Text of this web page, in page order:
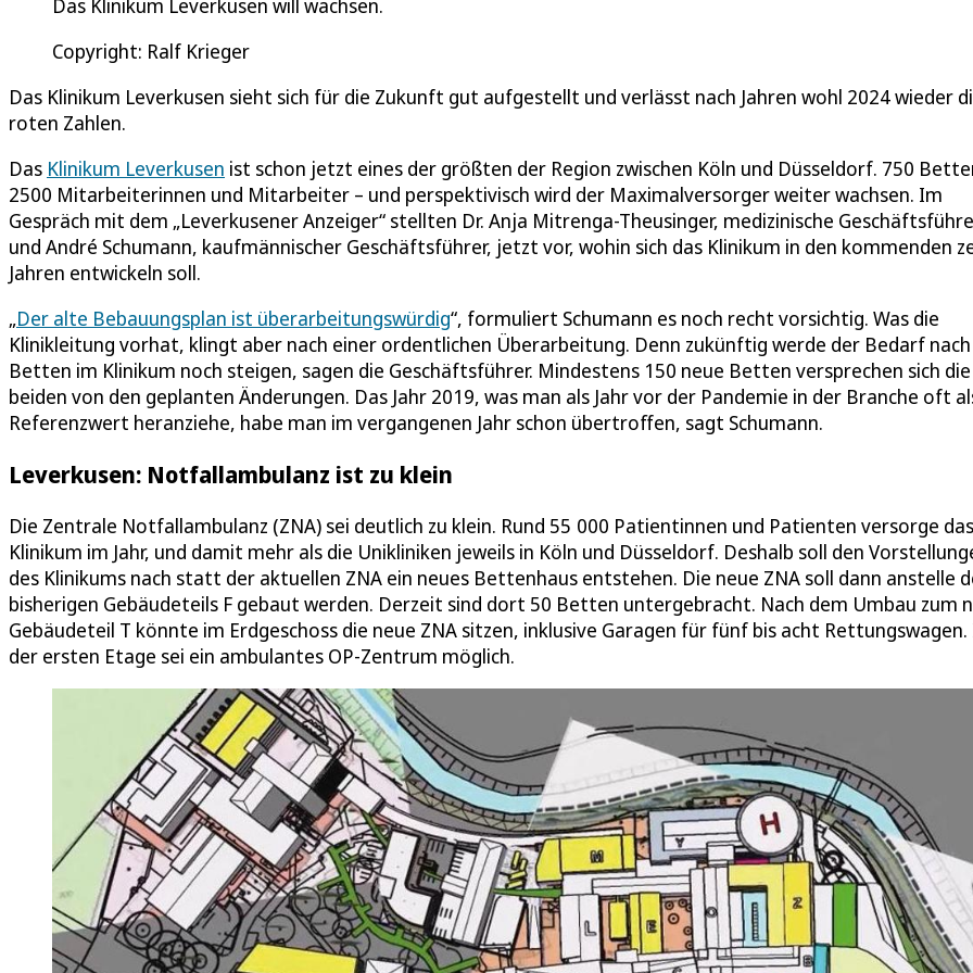
Das Klinikum Leverkusen will wachsen.
Copyright: Ralf Krieger
Das Klinikum Leverkusen sieht sich für die Zukunft gut aufgestellt und verlässt nach Jahren wohl 2024 wieder
roten Zahlen.
Das Klinikum Leverkusen ist schon jetzt eines der größten der Region zwischen Köln und Düsseldorf. 750
2500 Mitarbeiterinnen und Mitarbeiter – und perspektivisch wird der Maximalversorger weiter wachsen. Im
Gespräch mit dem „Leverkusener Anzeiger“ stellten Dr. Anja Mitrenga-Theusinger, medizinische
und André Schumann, kaufmännischer Geschäftsführer, jetzt vor, wohin sich das Klinikum in den kommenden
Jahren entwickeln soll.
„Der alte Bebauungsplan ist überarbeitungswürdig“, formuliert Schumann es noch recht vorsichtig. Was die
Klinikleitung vorhat, klingt aber nach einer ordentlichen Überarbeitung. Denn zukünftig werde der Bedarf nach
Betten im Klinikum noch steigen, sagen die Geschäftsführer. Mindestens 150 neue Betten versprechen sich die
beiden von den geplanten Änderungen. Das Jahr 2019, was man als Jahr vor der Pandemie in der Branche oft
Referenzwert heranziehe, habe man im vergangenen Jahr schon übertroffen, sagt Schumann.
Leverkusen: Notfallambulanz ist zu klein
Die Zentrale Notfallambulanz (ZNA) sei deutlich zu klein. Rund 55 000 Patientinnen und Patienten versorge das
Klinikum im Jahr, und damit mehr als die Unikliniken jeweils in Köln und Düsseldorf. Deshalb soll den
des Klinikums nach statt der aktuellen ZNA ein neues Bettenhaus entstehen. Die neue ZNA soll dann anstelle
bisherigen Gebäudeteils F gebaut werden. Derzeit sind dort 50 Betten untergebracht. Nach dem Umbau zum
Gebäudeteil T könnte im Erdgeschoss die neue ZNA sitzen, inklusive Garagen für fünf bis acht Rettungswagen.
der ersten Etage sei ein ambulantes OP-Zentrum möglich.